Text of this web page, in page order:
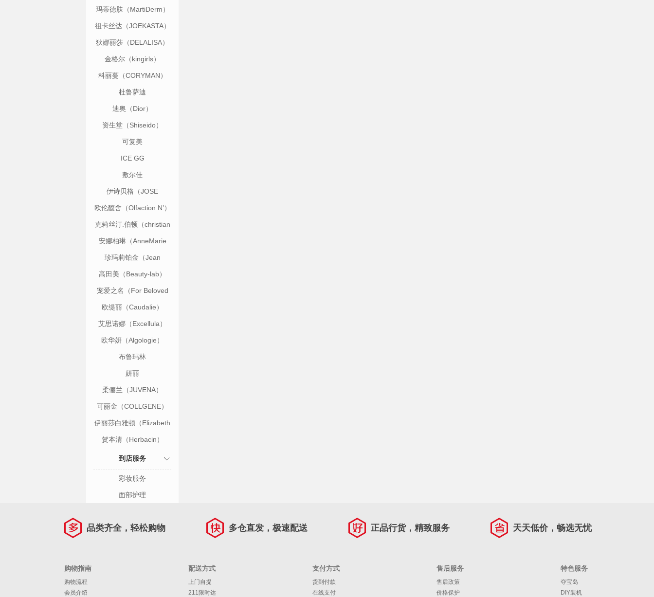
玛蒂德肤（MartiDerm）
祖卡丝达（JOEKASTA）
狄娜丽莎（DELALISA）
金格尔（kingirls）
科丽蔓（CORYMAN）
杜鲁萨迪
（TRUSSARDI）
迪奥（Dior）
资生堂（Shiseido）
可复美
ICE GG
敷尔佳
伊诗贝格（JOSE
欧伦馥舍（Olfaction N’）
克莉丝汀.伯顿（christian
breton）
安娜柏琳（AnneMarie
Borlind）
珍玛莉铂金（Jean
高田美（Beauty-lab）
宠爱之名（For Beloved
欧缇丽（Caudalie）
艾思诺娜（Excellula）
欧华妍（Algologie）
布鲁玛林
妍丽
柔俪兰（JUVENA）
可丽金（COLLGENE）
伊丽莎白雅顿（Elizabeth
Arden）
贺本清（Herbacin）
到店服务
彩妆服务
面部护理
品类齐全，轻松购物 多仓直发，极速配送 正品行货，精致服务 天天低价，畅选无忧
购物指南
购物流程
会员介绍
配送方式
上门自提
211限时达
支付方式
货到付款
在线支付
售后服务
售后政策
价格保护
特色服务
夺宝岛
DIY装机